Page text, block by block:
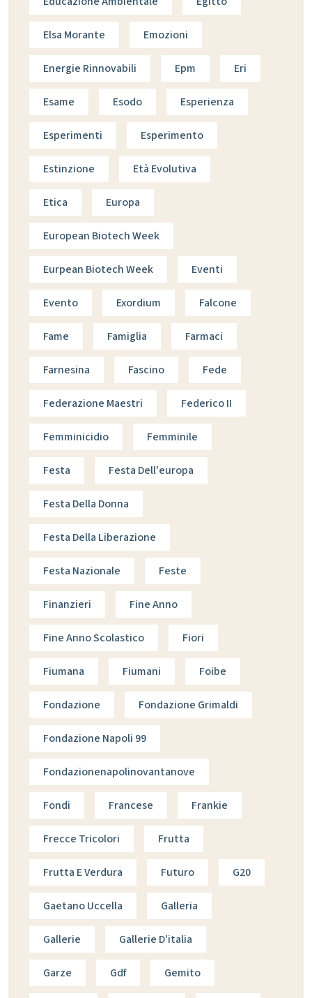
Elsa Morante Emozioni
Energie Rinnovabili Epm Eri
Esame Esodo Esperienza
Esperimenti Esperimento
Estinzione Età Evolutiva
Etica Europa
European Biotech Week
Eurpean Biotech Week Eventi
Evento Exordium Falcone
Fame Famiglia Farmaci
Farnesina Fascino Fede
Federazione Maestri Federico II
Femminicidio Femminile
Festa Festa Dell'europa
Festa Della Donna
Festa Della Liberazione
Festa Nazionale Feste
Finanzieri Fine Anno
Fine Anno Scolastico Fiori
Fiumana Fiumani Foibe
Fondazione Fondazione Grimaldi
Fondazione Napoli 99
Fondazionenapolinovantanove
Fondi Francese Frankie
Frecce Tricolori Frutta
Frutta E Verdura Futuro G20
Gaetano Uccella Galleria
Gallerie Gallerie D'italia
Garze Gdf Gemito